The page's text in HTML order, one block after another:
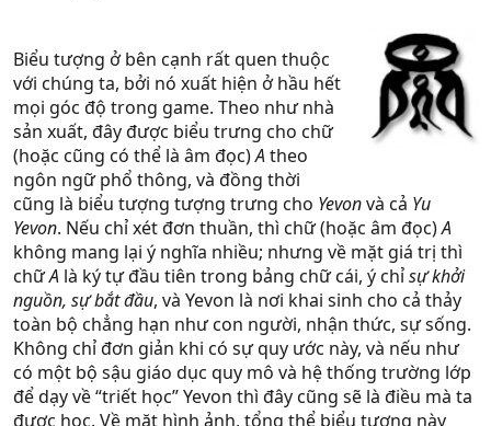
Biểu tượng ở bên cạnh rất quen thuộc
với chúng ta, bởi nó xuất hiện ở hầu hết
mọi góc độ trong game. Theo như nhà
sản xuất, đây được biểu trưng cho chữ
(hoặc cũng có thể là âm đọc)Atheo
ngôn ngữ phổ thông, và đồng thời
cũng là biểu tượng tượng trưng cho Yevonvà cả Yu
Yevon. Nếu chỉ xét đơn thuần, thì chữ (hoặc âm đọc)A
không mang lại ý nghĩa nhiều; nhưng về mặt giá trị thì
chữA là ký tự đầu tiên trong bảng chữ cái, ý chỉsự khởi
nguồn, sự bắt đầu, và Yevon là nơi khai sinh cho cả thảy
toàn bộ chẳng hạn như con người, nhận thức, sự sống.
Không chỉ đơn giản khi có sự quy ước này, và nếu như
có một bộ sậu giáo dục quy mô và hệ thống trường lớp
để dạy về “triết học” Yevon thì đây cũng sẽ là điều mà ta
được học. Về mặt hình ảnh, tổng thể biểu tượng này